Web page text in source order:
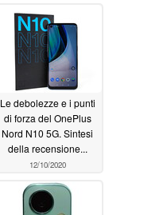
Le debolezze e i punti
di forza del OnePlus
Nord N10 5G. Sintesi
della recensione...
12/10/2020